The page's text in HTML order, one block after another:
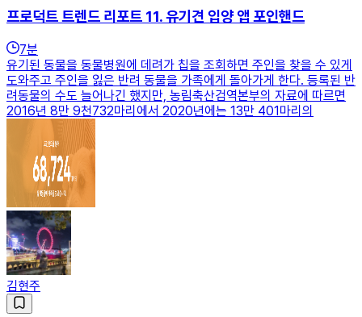
프로덕트 트렌드 리포트 11. 유기견 입양 앱 포인핸드
7분
유기된 동물을 동물병원에 데려가 칩을 조회하면 주인을 찾을 수 있게
도와주고 주인을 잃은 반려 동물을 가족에게 돌아가게 한다. 등록된 반
려동물의 수도 늘어나긴 했지만, 농림축산검역본부의 자료에 따르면
2016년 8만 9천732마리에서 2020년에는 13만 401마리의
김현주